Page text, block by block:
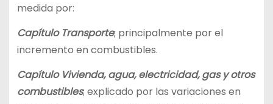
medida por:
Capítulo Transporte; principalmente por el
incremento en combustibles.
Capítulo Vivienda, agua, electricidad, gas y otros
combustibles; explicado por las variaciones en